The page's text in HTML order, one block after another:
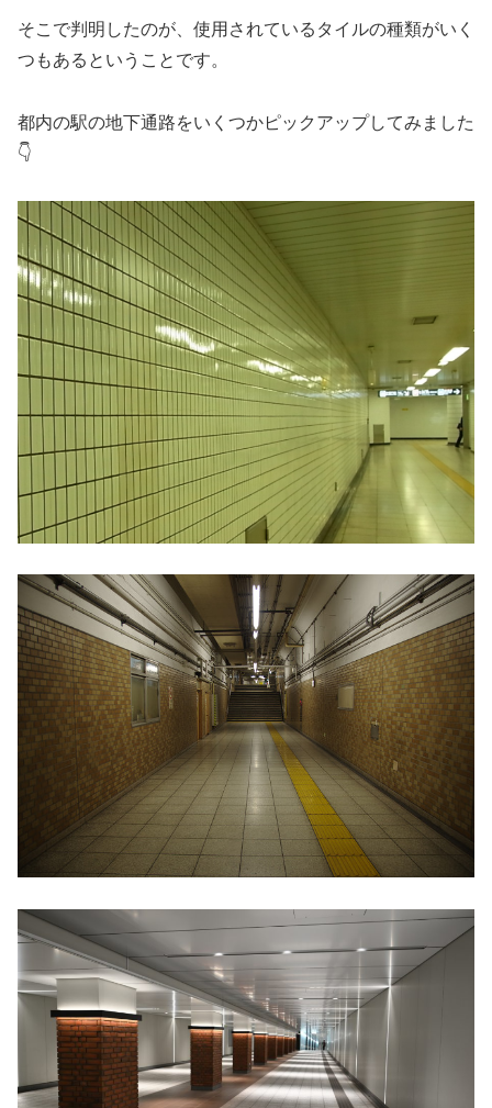
そこで判明したのが、使用されているタイルの種類がいく
つもあるということです。
都内の駅の地下通路をいくつかピックアップしてみました
👇